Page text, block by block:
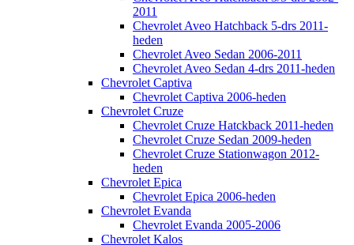
2011
Chevrolet Aveo Hatchback 5-drs 2011-
heden
Chevrolet Aveo Sedan 2006-2011
Chevrolet Aveo Sedan 4-drs 2011-heden
Chevrolet Captiva
Chevrolet Captiva 2006-heden
Chevrolet Cruze
Chevrolet Cruze Hatckback 2011-heden
Chevrolet Cruze Sedan 2009-heden
Chevrolet Cruze Stationwagon 2012-
heden
Chevrolet Epica
Chevrolet Epica 2006-heden
Chevrolet Evanda
Chevrolet Evanda 2005-2006
Chevrolet Kalos